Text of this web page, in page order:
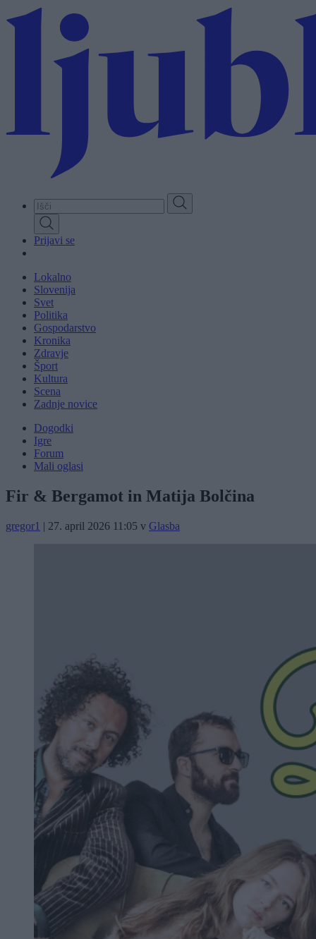
to
Prijavi se
Lokalno
Slovenija
Svet
Politika
Gospodarstvo
Kronika
Zdravje
Šport
Kultura
Scena
Zadnje novice
Dogodki
Igre
Forum
Mali oglasi
Fir & Bergamot in Matija Bolčina
gregor1 | 27. april 2026 11:05 v Glasba